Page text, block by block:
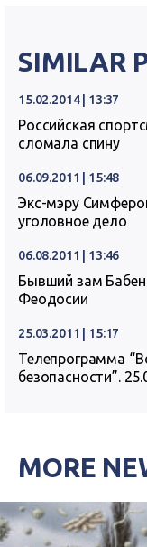
SIMILAR
15.02.2014 | 13:37
Российская
сломала спину
06.09.2011 | 15:48
Экс-мэру
уголовное дело
06.08.2011 | 13:46
Бывший зам
Феодосии
25.03.2011 | 15:17
Телепрограмма
безопасности”.
MORE